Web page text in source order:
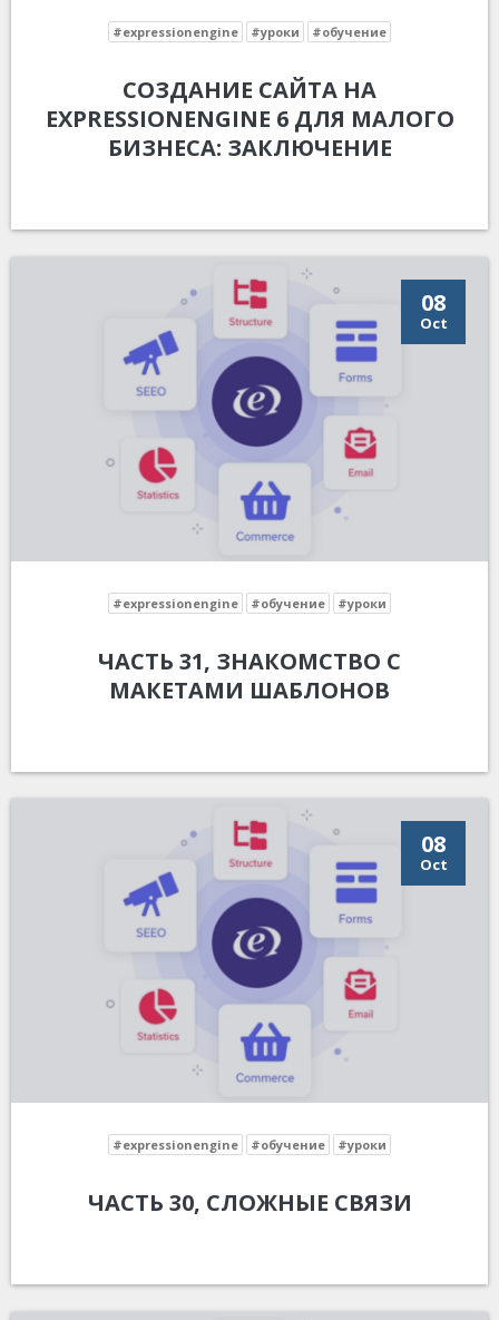
#expressionengine #уроки #обучение
СОЗДАНИЕ САЙТА НА
EXPRESSIONENGINE 6 ДЛЯ МАЛОГО
БИЗНЕСА: ЗАКЛЮЧЕНИЕ
08
Oct
#expressionengine #обучение #уроки
ЧАСТЬ 31, ЗНАКОМСТВО С
МАКЕТАМИ ШАБЛОНОВ
08
Oct
#expressionengine #обучение #уроки
ЧАСТЬ 30, СЛОЖНЫЕ СВЯЗИ